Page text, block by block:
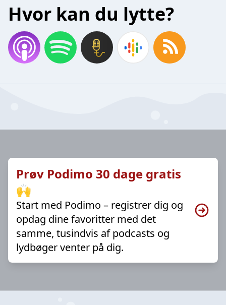
Hvor kan du lytte?
Prøv Podimo 30 dage gratis
🙌
Start med Podimo – registrer dig og
opdag dine favoritter med det
samme, tusindvis af podcasts og
lydbøger venter på dig.